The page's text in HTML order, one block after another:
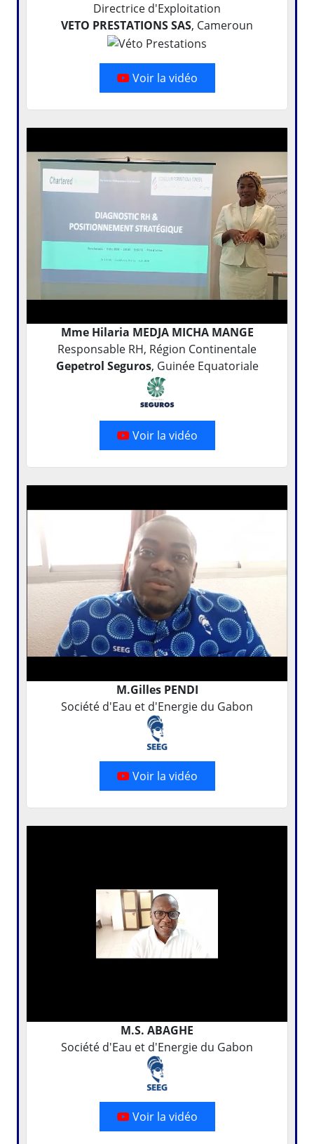
Directrice d'Exploitation
VETO PRESTATIONS SAS, Cameroun
Voir la vidéo
Mme Hilaria MEDJA MICHA MANGE
Responsable RH, Région Continentale
Gepetrol Seguros, Guinée Equatoriale
Voir la vidéo
M.Gilles PENDI
Société d'Eau et d'Energie du Gabon
Voir la vidéo
M.S. ABAGHE
Société d'Eau et d'Energie du Gabon
Voir la vidéo